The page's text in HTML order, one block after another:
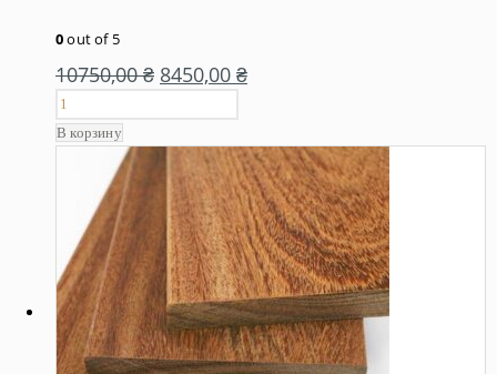
0out of 5
10750,00₴ 8450,00 ₴
В корзину